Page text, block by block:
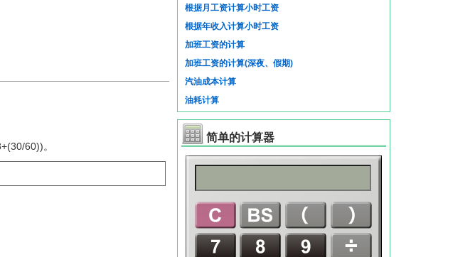
60))。
根据月工资计算小时工资
根据年收入计算小时工资
加班工资的计算
加班工资的计算(深夜、假期)
汽油成本计算
油耗计算
简单的计算器